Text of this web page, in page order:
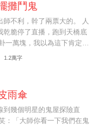
陰者，千人亂葬處，墳前
氣，煉就白毛僵。 這事棘手
攤鬥鬼
師不利，幹了兩票大的。 人
乾脆停了直播，跑到天橋底
一萬塊，我以為這下肯定沒
清靜了。 結果，昔日金融
，他把全身僅剩的一萬塊轉
兄弟，你離死不遠啦！
1.2萬字
雨傘
到幾個明星的鬼屋探險直
：「大師你看一下我們在鬼